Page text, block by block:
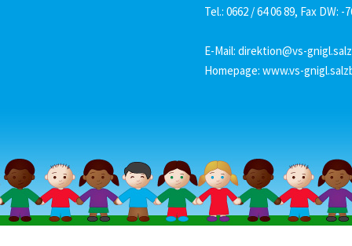
Tel.: 0662 / 64 06 89, Fax DW: -
E-Mail: direktion@vs-
Homepage: www.vs-